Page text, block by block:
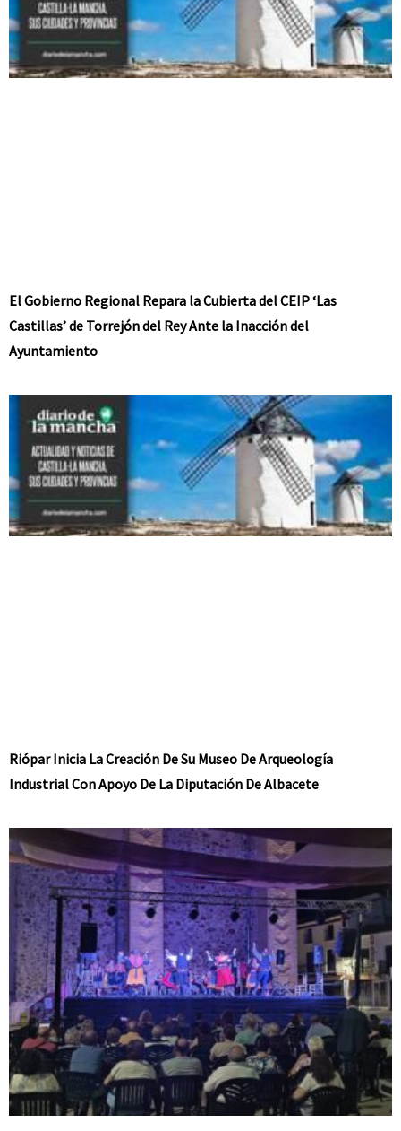
El Gobierno Regional Repara la Cubierta del CEIP ‘Las
Castillas’ de Torrejón del Rey Ante la Inacción del
Ayuntamiento
Riópar Inicia La Creación De Su Museo De Arqueología
Industrial Con Apoyo De La Diputación De Albacete